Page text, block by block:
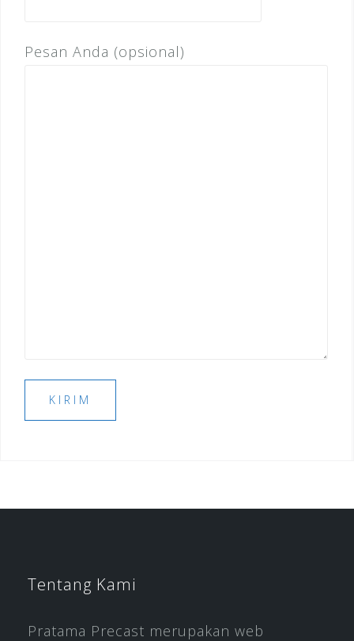
Pesan Anda (opsional)
Tentang Kami
Pratama Precast merupakan web